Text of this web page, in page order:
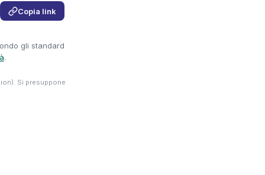
Copia link
gli standard
.
Si presuppone